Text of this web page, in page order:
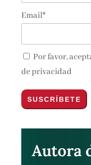
Email*
Por favor,
de privacidad